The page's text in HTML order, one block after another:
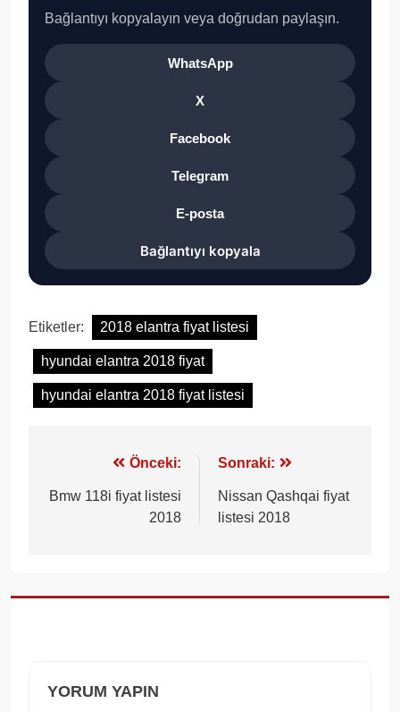
Bağlantıyı kopyalayın veya doğrudan paylaşın.
WhatsApp
X
Facebook
Telegram
E-posta
Bağlantıyı kopyala
Etiketler: 2018 elantra fiyat listesi
hyundai elantra 2018 fiyat
hyundai elantra 2018 fiyat listesi
gezinmesi
Önceki:
Bmw 118i fiyat listesi
2018
Sonraki:
Nissan Qashqai fiyat
listesi 2018
YORUM YAPIN